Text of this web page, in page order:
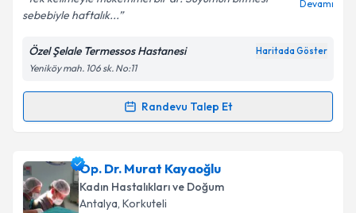
sebebiyle haftalık...
Özel Şelale Termessos Hastanesi
Yeniköy mah. 106 sk. No:11
Randevu Talep Et
Randevu Takvimi Talebi
Op. Dr. Sinan Kurşun
oluşturun. Size bu uzmandan randevu almanız için bir
takvim hazırlandığında e-posta ile bilgilendireceğiz.
Op. Dr. Murat Kayaoğlu
Kadın Hastalıkları ve Doğum
Antalya
, Korkuteli